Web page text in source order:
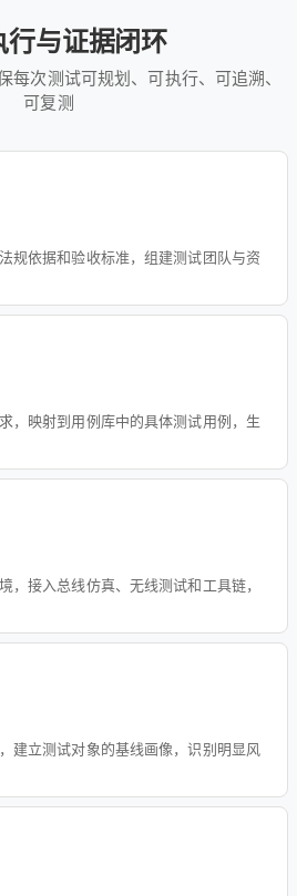
行与证据闭环
每次测试可规划、可执行、可追溯、
可复测
规依据和验收标准，组建测试团队与资
，映射到用例库中的具体测试用例，生
，接入总线仿真、无线测试和工具链，
建立测试对象的基线画像，识别明显风